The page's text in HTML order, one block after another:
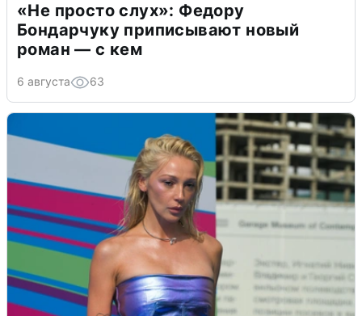
«Не просто слух»: Федору
Бондарчуку приписывают новый
роман — с кем
6 августа 63